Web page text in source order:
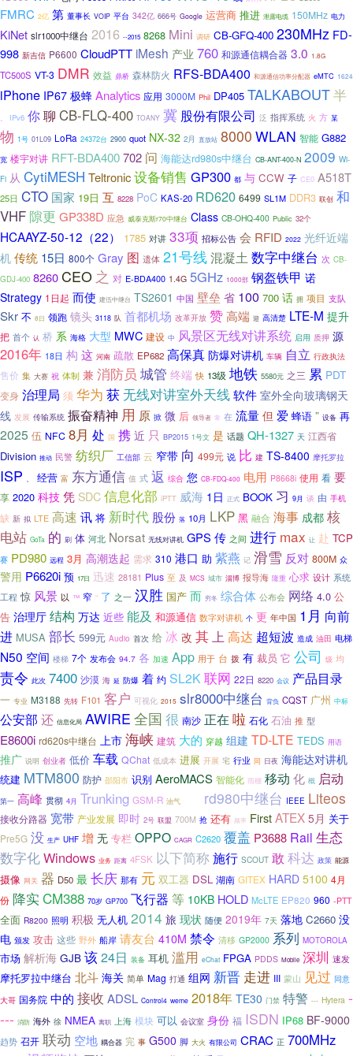
FMRC 2亿 第 董事长 VOIP 平台 342亿 666号 Google 运营商 推进 泄露电缆 150MHz 电力
KiNet slr1000中继台 2016 --2015 8268 Mini 调研 CB-GFQ-400 230MHz FD-
998 新吉信 P6600 CloudPTT iMesh 产业 760 和源通信耦合器 3.0 1.8G
TC500S VT-3 DMR 效益 鼎桥 森林防火 RFS-BDA400 和源通信功率分配器 eMTC 1624
iPhone IP67 极蜂 Analytics 应用 3000M Phil DP405 TALKABOUT半
IPv6 你聊 CB-FLQ-400 TOANY 冀 股份有限公司 泛 指挥系统 火 方 某
物 1号 01L09 LoRa 24372台 2900 quot NX-32 2月 直放站 8000 WLAN 智能 G882
宽 楼宇对讲 RFT-BDA400702 问 海能达rd980s中继台 CB-ANT-400-N 2009 Wi-
Fi 从 CytiMESH Teltronic设备销售 GP300 都 与 CCW 子 CE0 A518T
25日 CTO 国家 19日 互 8228 PoC KAS-20 RD620 6499 SL1M DDR3 联创 和
VHF 隙更 GP338D 应急 威泰克斯r70中继台 Class CB-OHQ-400 Public 32个
HCAAYZ-50-12（22） 1785 对讲 33项 招标公告 会 RFID 2022 光纤近端
机 传统 15日 800个 Gray 图 遗体 21号线混凝土 数字中继台 次 CB-
GDJ-400 8260CEO 之 对 E-BDA400 1.4G 5GHz 1000部 钢盔铁甲 诺
Strategy 1日起 而使 建伍中继台 TS2601 中国 壁垒 省 100 700 话 拥 项目 支队
Skr 不 8日 领跑 镜头 3118 队 首都机场 改革开放 赞高端 迎 高清楚 LTE-M 提升
把 首个 认 桥 系 海格 大型 MWC 建设 中 风景区无线对讲系统 启用 质押 源
2016年 18日 构 这 河南 疏散 EP682 高保真 防爆对讲机 车辆 自立 行政执法
售价 集 大赛 祝 体制 兼 消防员 城管 终端 快 13级 地铁 5580元 之三 累 PDT
变身 治理局 须 华为 获无线对讲室外天线软件 室外全向玻璃钢天
线 发展 传输系统 振奋精神 用 原 掀 微 后 领导者 常 在 流量 但 爱 蜂语 ” 设备 再
2025 伍 NFC 8月 处 国 携 近 只 BP2015 1号文 是 话题 QH-1327 天 江西省
Division 推动 民警 纺织厂 工信部 云 窄带 向 499元 说 比 建 TS-8400 摩托罗拉
ISP 。 经营 富 东方通信 值 式 返 综合 您 CB-FDQ-400 电用 P8668i 使用 看 要
享 2020 科技凭 SDC 信息化部 iPTT 威海 1日 正式 BOOK 习 9月 谈 由 手机
缺 新 拟 LTE 高速 讯 将 新时代 股份 落 10月 LKP 黑 融合 海事 成都 核
电站 GoTa 的 刷 体 河北 Norsat 无线对讲机 GPS 传 之间 进行 max 让 赴 TCP
赛 PD980 远程 3月 高潮迭起 需求 310 港口 助 紫燕 记 滑雪 反对 800M 众
警用 P6620i 预 17日 迅速 28181 Plus 至 及 MCS 城市 淄博 报导海 隆重 心求 设计 系统
工程 惊 风景 以 ™ 窄 “ 了 之一 汉胜 国产 而 穷冬 综合体 公布会 网络 4.0 公
告 治理厅 结构 万达 近些 能及 和源通信 数字对讲机 个 更 年中国 1月 向前
进 MUSA 部长 599元 Audio 首次 给 冰 改 其 上 高达 超短波 造成 油田 电梯
N50 空间 楼梯 7个 发布会 94.7 各 加速 App 用于 台 拨 有 裁员 它 公司 级 均
责令 此次 7400 沙漠 海 延 防爆 着 约 SL2K 联网 22日 8220 会议 产品目录
一 专业 M3188 先转 F101 客户 可视化 2015 slr8000中继台 背负 CQST 广州 中标
公安部 还 信息化局 AWIRE 全国 很 南沙 正在 啦 石化 石油 推 型
E8600i rd620s中继台 上市 海峡 建筑 大的 穿越 组建 TD-LTE TEDS 用语
推广 说明 创业者 低价 车载 QChat 低成本 进展 开展 宅 行业 同 日夜 海能达对讲机
统建 MTM800 防护 邵阳市 识别 AeroMACS 智能化 雨棚 移动 化 概 启动
第一 高峰 贯彻 4月 Trunking GSM-R 油气 rd980中继台 IEEE Liteos
接收分路器 宽带 产业发展 即时 2号 联盟 700M 抢 还有 频率 FirstATEX 5月 关于
Pre5G 没 生产 UHF 增 无 专栏 OPPO CAGR C2620 覆盖 P3688 Rail 生态
数字化Windows 业务 距离 4FSK 以下简称 施行 SCOUT 敢 科达 政策 能源
摄像 网关 器 D50 最 长庆 那有 元 双工器 DSL 湖南 GITEX HARD 5100 4月
份 降实CM388 70岁 GP700 飞行器 等 10KB HOLD McLTE EP820 960 -PTT
全面 R8200 照明 积极 无人机 2014 旅 现状 随便 2019年 7天 落地 C2660 没
电 颁发 攻击 这些 野外 船岸 请友台 410M 禁令 清移 GP2000 系列 MOTOROLA
市场 解析海 GJB 该24日 装备 耳机 滥用 eChat FPGA PDDS Mobile 深圳 速发
摩托罗拉中继台 北斗 海关 简单 Mag 打通 组网 新晋 走进 III 蒙山 见过 同意
大哥 国务院 中的 接收 ADSL Control4 weme 2018年 TE30 门禁 特警 --- Hytera -
--- 消防 海外 徐 NMEA 离职 上海 模块 可以 会议室 身份 福 ISDN IP68 BF-9000
趋势 召开 联动 空地 耦合器 完 事 G500 脚 大火 有限公司 CRAC 正 700MHz